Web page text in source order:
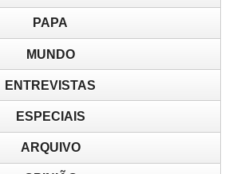
PAPA
MUNDO
ENTREVISTAS
ESPECIAIS
ARQUIVO